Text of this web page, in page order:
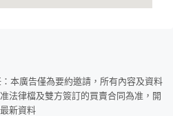
本廣告僅為要約邀請，所有內容及資料
法律檔及雙方簽訂的買賣合同為准，開
新資料